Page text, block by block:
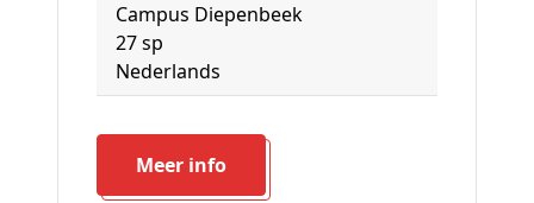
Campus Diepenbeek
27 sp
Nederlands
Meer info